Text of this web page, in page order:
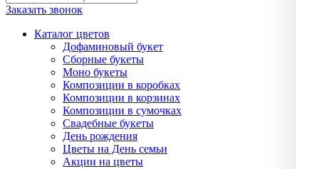
Заказать звонок
Каталог цветов
Дофаминовый букет
Сборные букеты
Моно букеты
Композиции в коробках
Композиции в корзинах
Композиции в сумочках
Свадебные букеты
День рождения
Цветы на День семьи
Акции на цветы